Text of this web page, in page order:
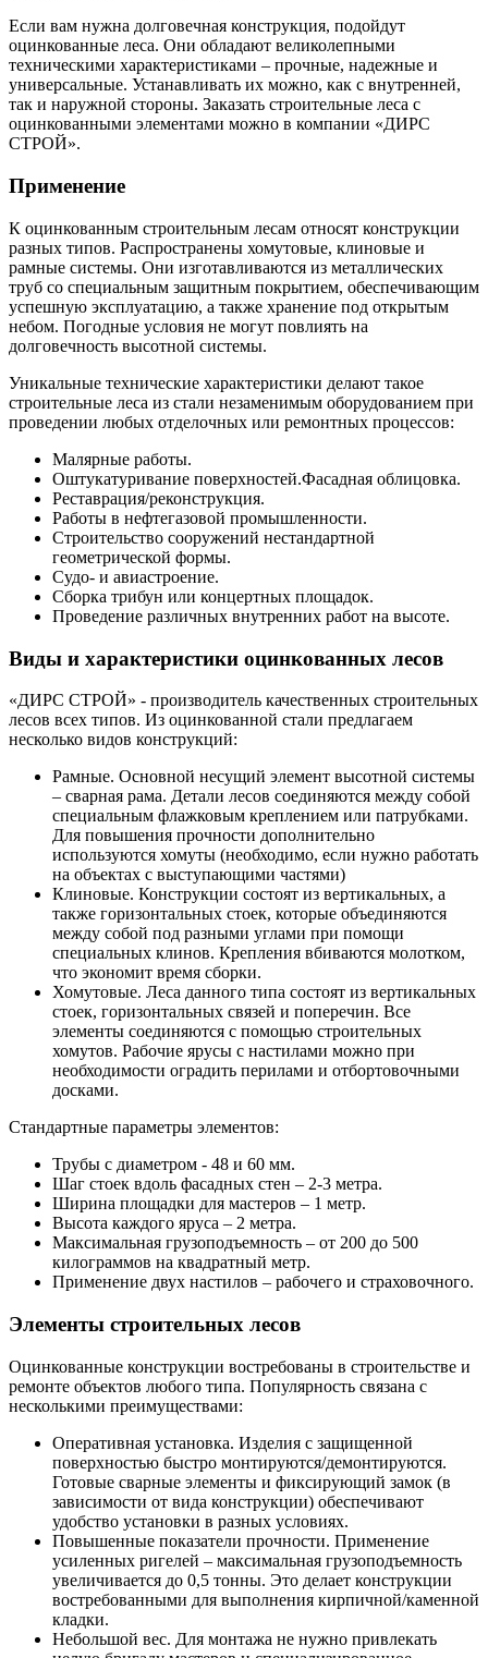
Если вам нужна долговечная конструкция, подойдут
оцинкованные леса. Они обладают великолепными
техническими характеристиками – прочные, надежные и
универсальные. Устанавливать их можно, как с внутренней,
так и наружной стороны. Заказать строительные леса с
оцинкованными элементами можно в компании «ДИРС
СТРОЙ».
Применение
К оцинкованным строительным лесам относят конструкции
разных типов. Распространены хомутовые, клиновые и
рамные системы. Они изготавливаются из металлических
труб со специальным защитным покрытием, обеспечивающим
успешную эксплуатацию, а также хранение под открытым
небом. Погодные условия не могут повлиять на
долговечность высотной системы.
Уникальные технические характеристики делают такое
строительные леса из стали незаменимым оборудованием при
проведении любых отделочных или ремонтных процессов:
Малярные работы.
Оштукатуривание поверхностей.Фасадная облицовка.
Реставрация/реконструкция.
Работы в нефтегазовой промышленности.
Строительство сооружений нестандартной
геометрической формы.
Судо- и авиастроение.
Сборка трибун или концертных площадок.
Проведение различных внутренних работ на высоте.
Виды и характеристики оцинкованных лесов
«ДИРС СТРОЙ» - производитель качественных строительных
лесов всех типов. Из оцинкованной стали предлагаем
несколько видов конструкций:
Рамные. Основной несущий элемент высотной системы
– сварная рама. Детали лесов соединяются между собой
специальным флажковым креплением или патрубками.
Для повышения прочности дополнительно
используются хомуты (необходимо, если нужно работать
на объектах с выступающими частями)
Клиновые. Конструкции состоят из вертикальных, а
также горизонтальных стоек, которые объединяются
между собой под разными углами при помощи
специальных клинов. Крепления вбиваются молотком,
что экономит время сборки.
Хомутовые. Леса данного типа состоят из вертикальных
стоек, горизонтальных связей и поперечин. Все
элементы соединяются с помощью строительных
хомутов. Рабочие ярусы с настилами можно при
необходимости оградить перилами и отбортовочными
досками.
Стандартные параметры элементов:
Трубы с диаметром - 48 и 60 мм.
Шаг стоек вдоль фасадных стен – 2-3 метра.
Ширина площадки для мастеров – 1 метр.
Высота каждого яруса – 2 метра.
Максимальная грузоподъемность – от 200 до 500
килограммов на квадратный метр.
Применение двух настилов – рабочего и страховочного.
Элементы строительных лесов
Оцинкованные конструкции востребованы в строительстве и
ремонте объектов любого типа. Популярность связана с
несколькими преимуществами:
Оперативная установка. Изделия с защищенной
поверхностью быстро монтируются/демонтируются.
Готовые сварные элементы и фиксирующий замок (в
зависимости от вида конструкции) обеспечивают
удобство установки в разных условиях.
Повышенные показатели прочности. Применение
усиленных ригелей – максимальная грузоподъемность
увеличивается до 0,5 тонны. Это делает конструкции
востребованными для выполнения кирпичной/каменной
кладки.
Небольшой вес. Для монтажа не нужно привлекать